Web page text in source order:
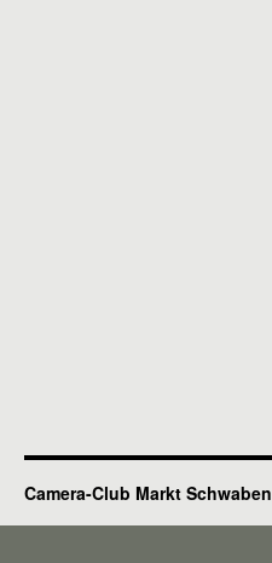
Camera-Club Markt Schwaben